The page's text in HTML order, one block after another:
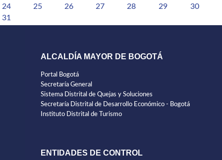
24
25 26 27 28 29
30
31
ALCALDÍA MAYOR DE BOGOTÁ
Portal Bogotá
Secretaría General
Sistema Distrital de Quejas y Soluciones
Secretaría Distrital de Desarrollo Económico - Bogotá
Instituto Distrital de Turismo
ENTIDADES DE CONTROL